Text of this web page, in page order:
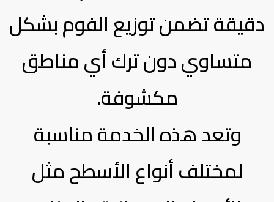
دقيقة تضمن توزيع الفوم بشكل
متساوي دون ترك أي مناطق
مكشوفة.
وتعد هذه الخدمة مناسبة
لمختلف أنواع الأسطح مثل